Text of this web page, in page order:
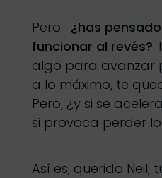
Pero… ¿has
funcionar al revés?
algo para avanzar
a lo máximo, te
Pero, ¿y si se
si provoca perder
Así es, querido